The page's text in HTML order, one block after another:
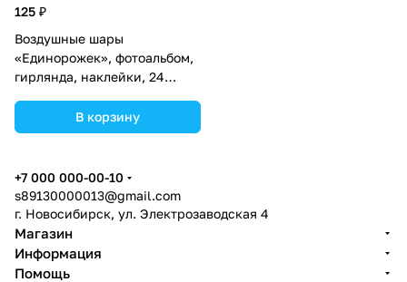
125 ₽
Воздушные шары
«Единорожек», фотоальбом,
гирлянда, наклейки, 24
(№3840022).В корзину
+7 000 000-00-10
s89130000013@gmail.com
г. Новосибирск, ул. Электрозаводская 4
Магазин
Информация
Помощь